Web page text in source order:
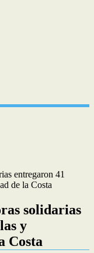
entregaron 41
de la Costa
solidarias
y
Costa